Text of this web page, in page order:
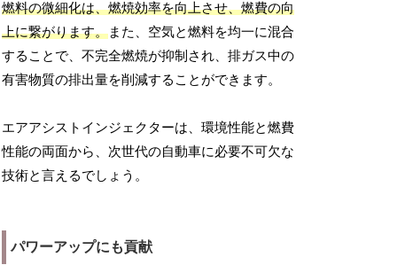
燃料の微細化は、燃焼効率を向上させ、燃費の向
上に繋がります。また、空気と燃料を均一に混合
することで、不完全燃焼が抑制され、排ガス中の
有害物質の排出量を削減することができます。
エアアシストインジェクターは、環境性能と燃費
性能の両面から、次世代の自動車に必要不可欠な
技術と言えるでしょう。
パワーアップにも貢献